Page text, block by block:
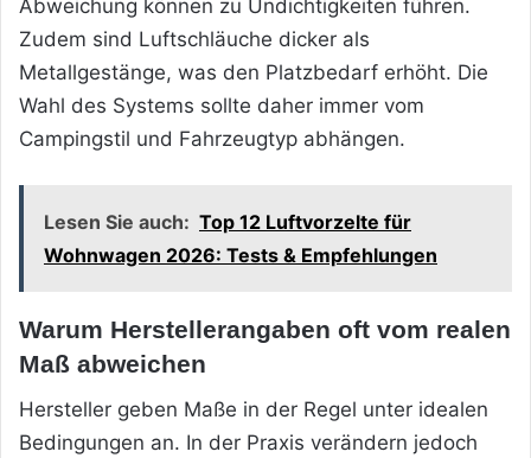
Abweichung können zu Undichtigkeiten führen.
Zudem sind Luftschläuche dicker als
Metallgestänge, was den Platzbedarf erhöht. Die
Wahl des Systems sollte daher immer vom
Campingstil und Fahrzeugtyp abhängen.
Lesen Sie auch: Top 12 Luftvorzelte für
Wohnwagen 2026: Tests & Empfehlungen
Warum Herstellerangaben oft vom realen
Maß abweichen
Hersteller geben Maße in der Regel unter idealen
Bedingungen an. In der Praxis verändern jedoch